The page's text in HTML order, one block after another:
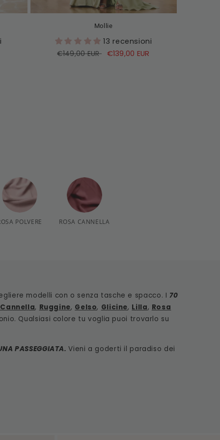
Mollie
13 recensioni
Prezzo
€149,00 EUR
Prezzo
€139,00 EUR
POLVERE ROSA CANNELLA
modelli con o senza tasche e spacco. I70
, Ruggine, Gelso, Glicine, Lilla, Rosa
Qualsiasi colore tu voglia puoi trovarlo su
PASSEGGIATA.Vieni a goderti il paradiso dei